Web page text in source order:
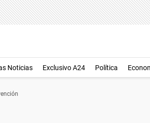
Noticias Exclusivo A24 Política